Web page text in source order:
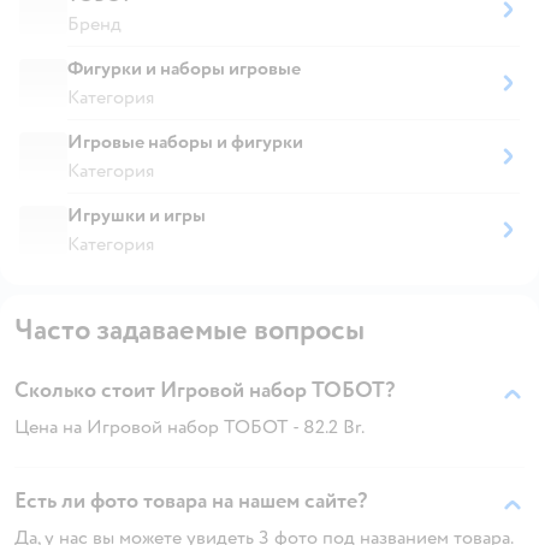
Бренд
Фигурки и наборы игровые
Категория
Игровые наборы и фигурки
Категория
Игрушки и игры
Категория
Часто задаваемые вопросы
Сколько стоит Игровой набор ТОБОТ?
Цена на Игровой набор ТОБОТ - 82.2 Br.
Есть ли фото товара на нашем сайте?
Да, у нас вы можете увидеть 3 фото под названием товара.